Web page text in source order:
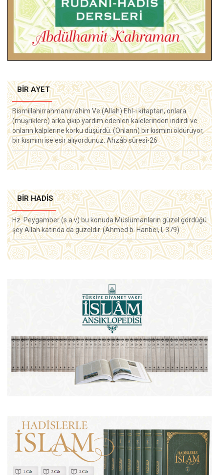
BIR AYET
Bismillahirrahmanirrahim Ve (Allah) Ehl-i kitaptan, onlara
(müşriklere) arka çıkıp yardım edenleri kalelerinden indirdi ve
onların kalplerine korku düşürdü. (Onların) bir kısmını öldürüyor,
bir kısmını ise esir alıyordunuz. Ahzâb sûresi-26
BIR HADIS
Hz. Peygamber (s.a.v) bu konuda Müslümanların güzel gördüğü
şey Allah katında da güzeldir. (Ahmed b. Hanbel, I, 379)